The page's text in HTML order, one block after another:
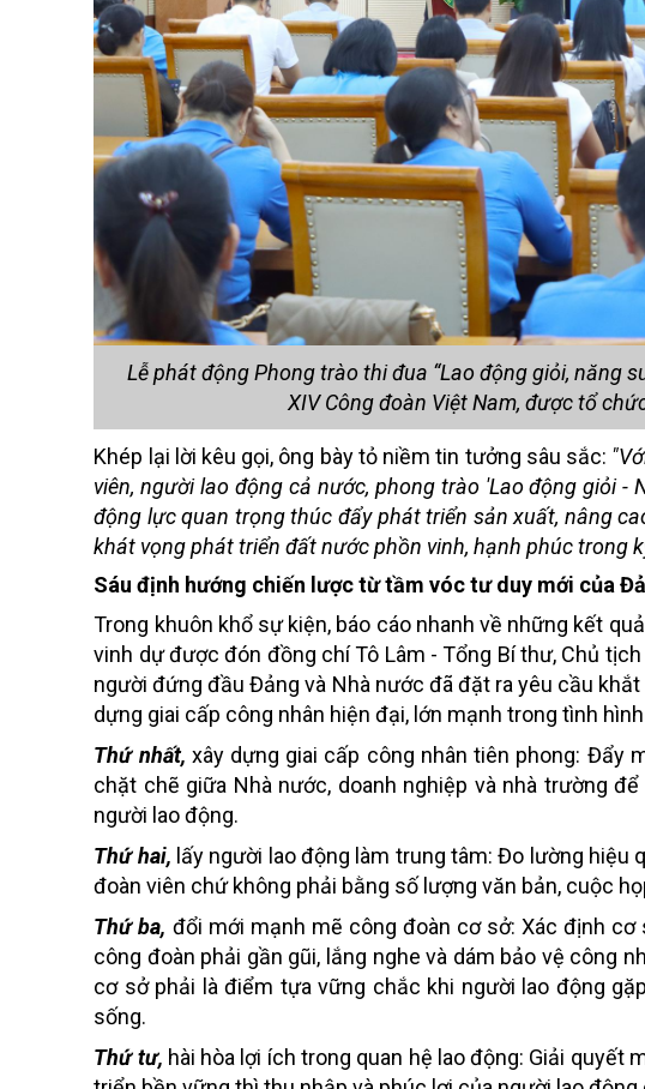
Lễ phát động Phong trào thi đua “Lao động giỏi, năng
XIV Công đoàn Việt Nam, được tổ
Khép lại lời kêu gọi, ông bày tỏ niềm tin tưởng sâu sắc:
viên, người lao động cả nước, phong trào 'Lao động giỏi
động lực quan trọng thúc đẩy phát triển sản xuất, nâng
khát vọng phát triển đất nước phồn vinh, hạnh phúc trong
Sáu định hướng chiến lược từ tầm vóc tư duy mới của
Trong khuôn khổ sự kiện, báo cáo nhanh về những kết
vinh dự được đón đồng chí Tô Lâm - Tổng Bí thư, Chủ
người đứng đầu Đảng và Nhà nước đã đặt ra yêu cầu
dựng giai cấp công nhân hiện đại, lớn mạnh trong tình
Thứ nhất, xây dựng giai cấp công nhân tiên phong: Đẩy
chặt chẽ giữa Nhà nước, doanh nghiệp và nhà trường
người lao động.
Thứ hai, lấy người lao động làm trung tâm: Đo lường
đoàn viên chứ không phải bằng số lượng văn bản, cuộc
Thứ ba, đổi mới mạnh mẽ công đoàn cơ sở: Xác định
công đoàn phải gần gũi, lắng nghe và dám bảo vệ công
cơ sở phải là điểm tựa vững chắc khi người lao động
sống.
Thứ tư, hài hòa lợi ích trong quan hệ lao động: Giải